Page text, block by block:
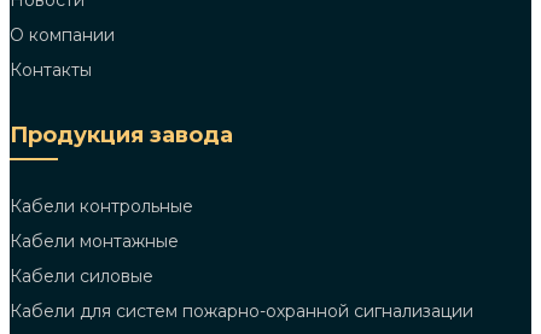
О компании
Контакты
Продукция завода
Кабели контрольные
Кабели монтажные
Кабели силовые
Кабели для систем пожарно-охранной сигнализации